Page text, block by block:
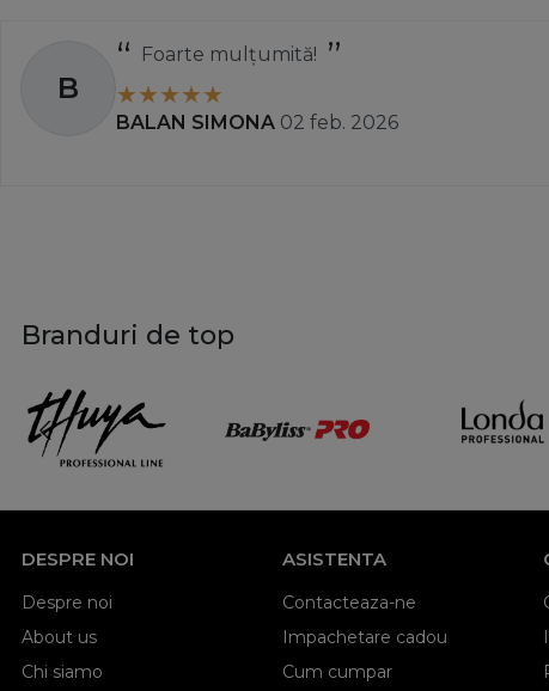
B
Foarte mulțumită!
BALAN SIMONA 02 feb. 2026
Branduri de top
DESPRE NOI
Despre noi
About us
Chi siamo
ASISTENTA
Contacteaza-ne
Impachetare cadou
Cum cumpar